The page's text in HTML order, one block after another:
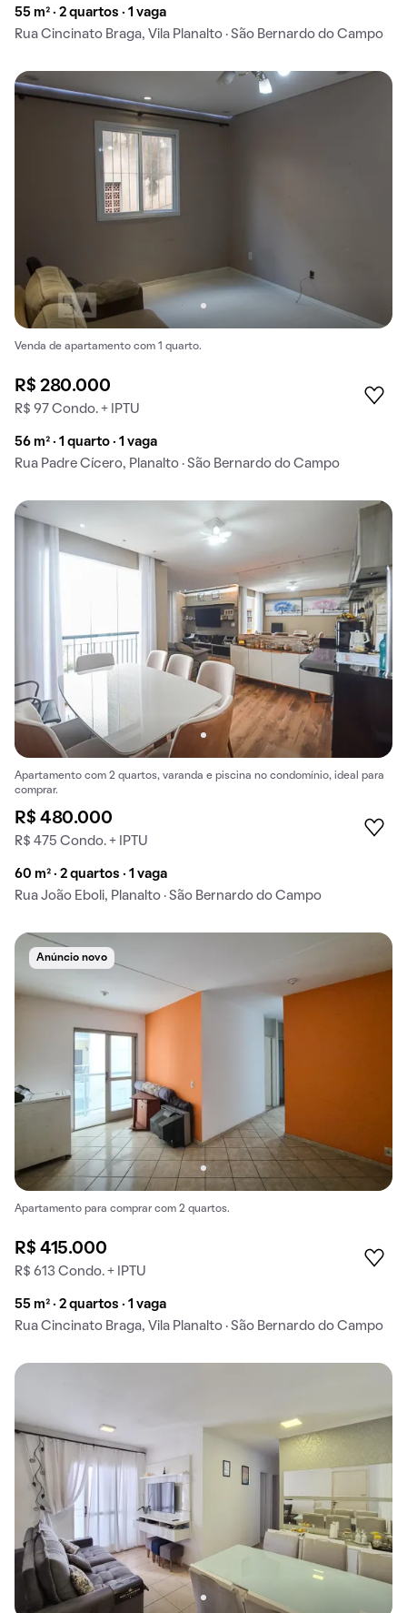
55 m² · 2 quartos · 1 vaga
Rua Cincinato Braga, Vila Planalto · São Bernardo do Campo
Venda de apartamento com 1 quarto.
R$ 280.000
R$ 97 Condo. + IPTU
56 m² · 1 quarto · 1 vaga
Rua Padre Cícero, Planalto · São Bernardo do Campo
Apartamento com 2 quartos, varanda e piscina no condomínio, ideal para
comprar.
R$ 480.000
R$ 475 Condo. + IPTU
60 m² · 2 quartos · 1 vaga
Rua João Eboli, Planalto · São Bernardo do Campo
Anúncio novo
Apartamento para comprar com 2 quartos.
R$ 415.000
R$ 613 Condo. + IPTU
55 m² · 2 quartos · 1 vaga
Rua Cincinato Braga, Vila Planalto · São Bernardo do Campo